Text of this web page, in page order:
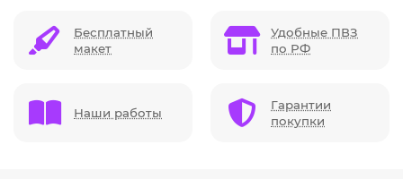
Бесплатный
макет
Удобные ПВЗ
по РФ
Наши работы
Гарантии
покупки